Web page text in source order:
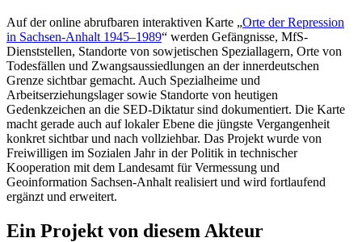
Auf der online abrufbaren interaktiven Karte „Orte der Repression
in Sachsen-Anhalt 1945–1989“ werden Gefängnisse, MfS-
Dienststellen, Standorte von sowjetischen Speziallagern, Orte von
Todesfällen und Zwangsaussiedlungen an der innerdeutschen
Grenze sichtbar gemacht. Auch Spezialheime und
Arbeitserziehungslager sowie Standorte von heutigen
Gedenkzeichen an die SED-Diktatur sind dokumentiert. Die Karte
macht gerade auch auf lokaler Ebene die jüngste Vergangenheit
konkret sichtbar und nach vollziehbar. Das Projekt wurde von
Freiwilligen im Sozialen Jahr in der Politik in technischer
Kooperation mit dem Landesamt für Vermessung und
Geoinformation Sachsen-Anhalt realisiert und wird fortlaufend
ergänzt und erweitert.
Ein Projekt von diesem Akteur